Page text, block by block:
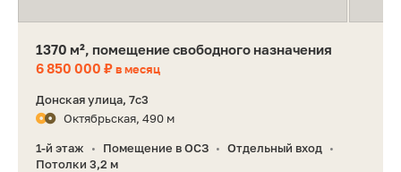
1370 м², помещение свободного назначения
6 850 000 ₽в месяц
Донская улица, 7с3
Октябрьская, 490 м
1-й этаж • Помещение в ОСЗ • Отдельный вход •
Потолки 3,2 м